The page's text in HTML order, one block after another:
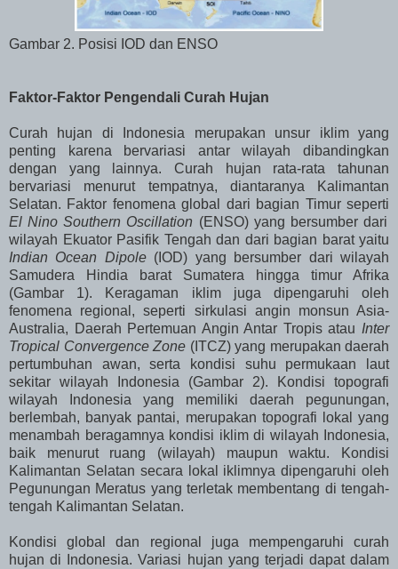
Gambar 2. Posisi IOD dan ENSO
Faktor-Faktor Pengendali Curah Hujan
Curah hujan di Indonesia merupakan unsur iklim yang
penting karena bervariasi antar wilayah dibandingkan
dengan yang lainnya. Curah hujan rata-rata tahunan
bervariasi menurut tempatnya, diantaranya Kalimantan
Selatan. Faktor fenomena global dari bagian Timur seperti
El Nino Southern Oscillation (ENSO) yang bersumber dari
wilayah Ekuator Pasifik Tengah dan dari bagian barat yaitu
Indian Ocean Dipole (IOD) yang bersumber dari wilayah
Samudera Hindia barat Sumatera hingga timur Afrika
(Gambar 1). Keragaman iklim juga dipengaruhi oleh
fenomena regional, seperti sirkulasi angin monsun Asia-
Australia, Daerah Pertemuan Angin Antar Tropis atau Inter
Tropical Convergence Zone (ITCZ) yang merupakan daerah
pertumbuhan awan, serta kondisi suhu permukaan laut
sekitar wilayah Indonesia (Gambar 2). Kondisi topografi
wilayah Indonesia yang memiliki daerah pegunungan,
berlembah, banyak pantai, merupakan topografi lokal yang
menambah beragamnya kondisi iklim di wilayah Indonesia,
baik menurut ruang (wilayah) maupun waktu. Kondisi
Kalimantan Selatan secara lokal iklimnya dipengaruhi oleh
Pegunungan Meratus yang terletak membentang di tengah-
tengah Kalimantan Selatan.
Kondisi global dan regional juga mempengaruhi curah
hujan di Indonesia. Variasi hujan yang terjadi dapat dalam